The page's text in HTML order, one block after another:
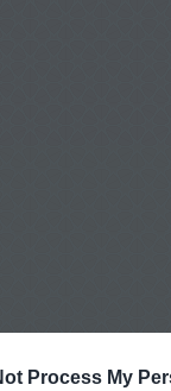
Process My